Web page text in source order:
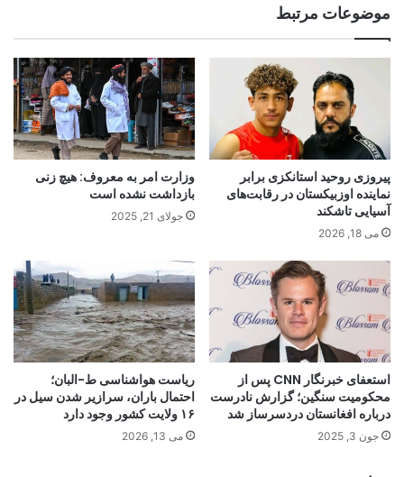
موضوعات مرتبط
پیروزی روحید استانکزی برابر
نماینده اوزبیکستان در رقابت‌های
آسیایی تاشکند
می 18, 2026
وزارت امر به معروف: هیچ زنی
بازداشت نشده است
جولای 21, 2025
استعفای خبرنگار CNN پس از
محکومیت سنگین؛ گزارش نادرست
درباره افغانستان دردسرساز شد
جون 3, 2025
ریاست هواشناسی ط-البان؛
احتمال باران، سرازیر شدن سیل در
۱۶ ولایت کشور وجود دارد
می 13, 2026